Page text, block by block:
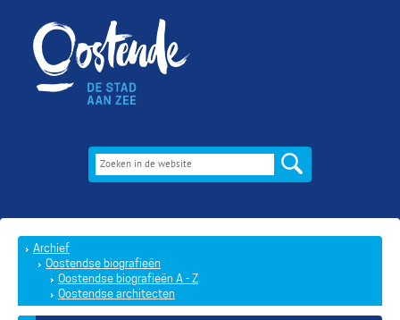
Archief
Oostendse biografieën
Oostendse biografieën A - Z
Oostendse architecten